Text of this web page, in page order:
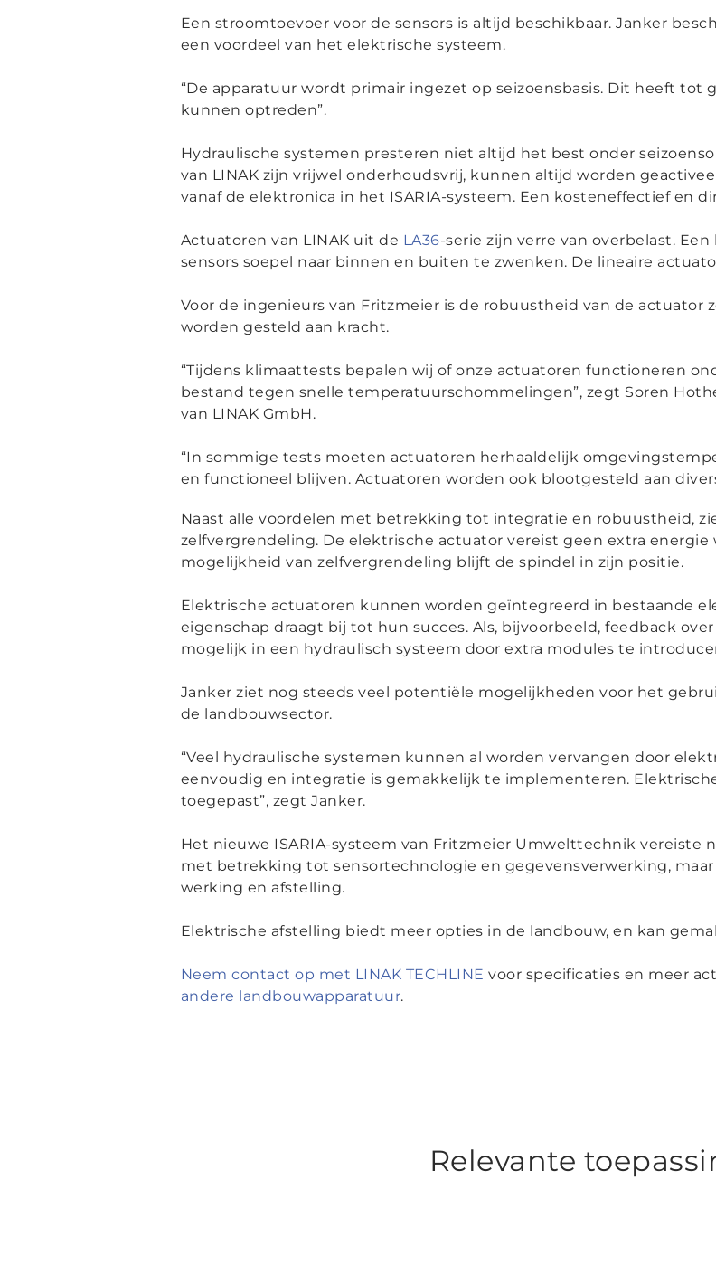
Een stroomtoevoer voor de sensors is altijd beschikbaar. Janker
een voordeel van het elektrische systeem.
“De apparatuur wordt primair ingezet op seizoensbasis. Dit heeft tot
kunnen optreden”.
Hydraulische systemen presteren niet altijd het best onder
van LINAK zijn vrijwel onderhoudsvrij, kunnen altijd worden
vanaf de elektronica in het ISARIA-systeem. Een kosteneffectief en
Actuatoren van LINAK uit de LA36-serie zijn verre van overbelast.
sensors soepel naar binnen en buiten te zwenken. De lineaire
Voor de ingenieurs van Fritzmeier is de robuustheid van de actuator
worden gesteld aan kracht.
“Tijdens klimaattests bepalen wij of onze actuatoren functioneren
bestand tegen snelle temperatuurschommelingen”, zegt Soren
van LINAK GmbH.
“In sommige tests moeten actuatoren herhaaldelijk
en functioneel blijven. Actuatoren worden ook blootgesteld aan
Naast alle voordelen met betrekking tot integratie en robuustheid,
zelfvergrendeling. De elektrische actuator vereist geen extra energie
mogelijkheid van zelfvergrendeling blijft de spindel in zijn positie.
Elektrische actuatoren kunnen worden geïntegreerd in bestaande
eigenschap draagt bij tot hun succes. Als, bijvoorbeeld, feedback
mogelijk in een hydraulisch systeem door extra modules te
Janker ziet nog steeds veel potentiële mogelijkheden voor het
de landbouwsector.
“Veel hydraulische systemen kunnen al worden vervangen door
eenvoudig en integratie is gemakkelijk te implementeren.
toegepast”, zegt Janker.
Het nieuwe ISARIA-systeem van Fritzmeier Umwelttechnik vereiste
met betrekking tot sensortechnologie en gegevensverwerking,
werking en afstelling.
Elektrische afstelling biedt meer opties in de landbouw, en kan
Neem contact op met LINAK TECHLINE voor specificaties en meer
andere landbouwapparatuur.
Relevante